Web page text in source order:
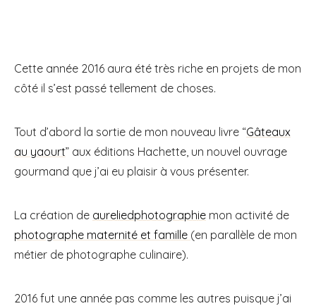
Cette année 2016 aura été très riche en projets de mon
côté il s’est passé tellement de choses.
Tout d’abord la sortie de mon nouveau livre “Gâteaux
au yaourt” aux éditions Hachette, un nouvel ouvrage
gourmand que j’ai eu plaisir à vous présenter.
La création de aureliedphotographie mon activité de
photographe maternité et famille (en parallèle de mon
métier de photographe culinaire).
2016 fut une année pas comme les autres puisque j’ai